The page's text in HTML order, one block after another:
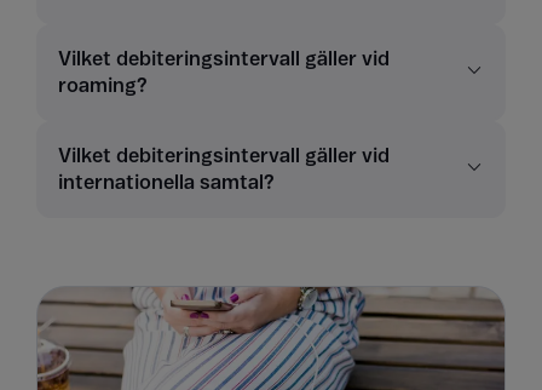
Vilket debiteringsintervall gäller vid
roaming?
Vilket debiteringsintervall gäller vid
internationella samtal?